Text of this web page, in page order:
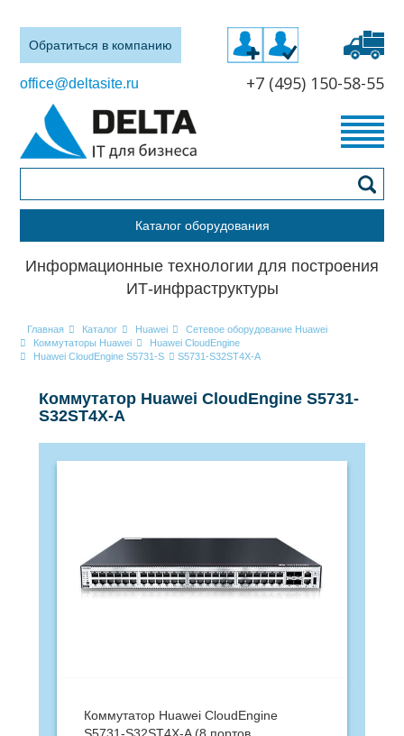
Обратиться в компанию
office@deltasite.ru +7 (495) 150-58-55
Каталог оборудования
Информационные технологии для построения
ИТ-инфраструктуры
Главная Каталог Huawei
Сетевое оборудование Huawei
Коммутаторы Huawei
Huawei CloudEngine
Huawei CloudEngine S5731-S
S5731-S32ST4X-A
Коммутатор Huawei CloudEngine S5731-
S32ST4X-A
Коммутатор Huawei CloudEngine